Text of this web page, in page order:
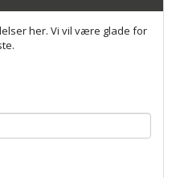
her. Vi vil være glade for